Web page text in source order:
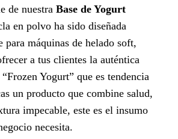
de nuestra Base de Yogurt
en polvo ha sido diseñada
para máquinas de helado soft,
a tus clientes la auténtica
Yogurt” que es tendencia
un producto que combine salud,
impecable, este es el insumo
necesita.